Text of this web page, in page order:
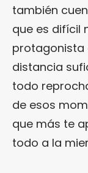
también
que es difícil
protagonista
distancia
todo
de esos
que más te
todo a la